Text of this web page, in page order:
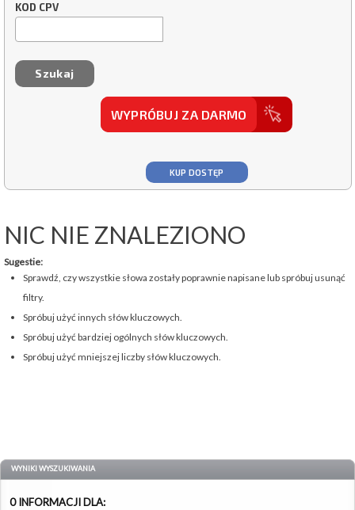
KOD CPV
WYPRÓBUJ ZA DARMO
KUP DOSTĘP
NIC NIE ZNALEZIONO
Sugestie:
Sprawdź, czy wszystkie słowa zostały poprawnie napisane lub spróbuj usunąć
filtry.
Spróbuj użyć innych słów kluczowych.
Spróbuj użyć bardziej ogólnych słów kluczowych.
Spróbuj użyć mniejszej liczby słów kluczowych.
WYNIKI WYSZUKIWANIA
0 INFORMACJI DLA: